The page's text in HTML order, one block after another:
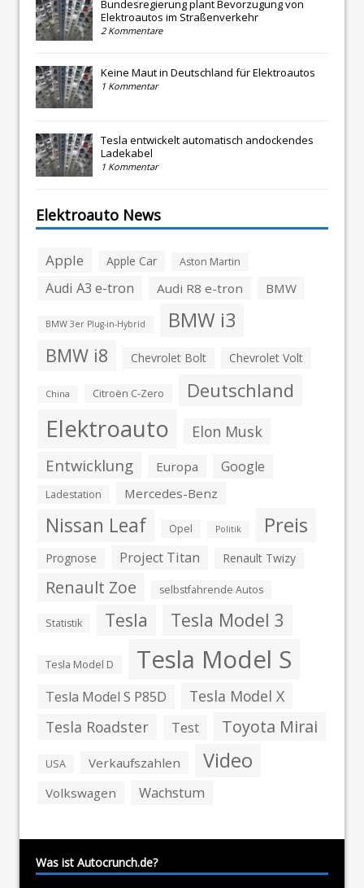
Bundesregierung plant Bevorzugung von
Elektroautos im Straßenverkehr
2 Kommentare
Keine Maut in Deutschland für Elektroautos
1 Kommentar
Tesla entwickelt automatisch andockendes
Ladekabel
1 Kommentar
Elektroauto News
Apple Apple Car Aston Martin
Audi A3 e-tron Audi R8 e-tron BMW
BMW 3er Plug-in-Hybrid BMW i3
BMW i8 Chevrolet Bolt Chevrolet Volt
China Citroën C-Zero Deutschland
Elektroauto Elon Musk
Entwicklung Europa Google
Ladestation Mercedes-Benz
Nissan Leaf Opel Politik Preis
Prognose Project Titan Renault Twizy
Renault Zoe selbstfahrende Autos
Statistik Tesla Tesla Model 3
Tesla Model D Tesla Model S
Tesla Model S P85D
Tesla Model X
Tesla Roadster
Test Toyota Mirai
USA Verkaufszahlen Video
Volkswagen Wachstum
Was ist Autocrunch.de?